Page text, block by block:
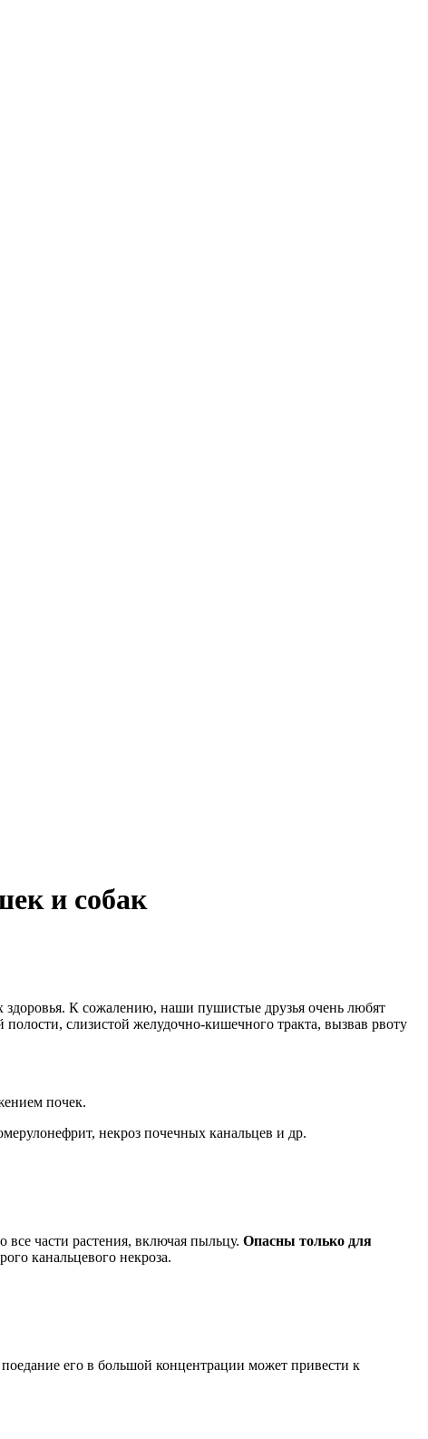
и собак
К сожалению, наши пушистые друзья очень любят
слизистой желудочно-кишечного тракта, вызвав рвоту
почек.
некроз почечных канальцев и др.
части растения, включая пыльцу. Опасны только для
канальцевого некроза.
его в большой концентрации может привести к